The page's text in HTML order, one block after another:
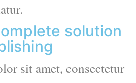
solution
sit amet, consectetur